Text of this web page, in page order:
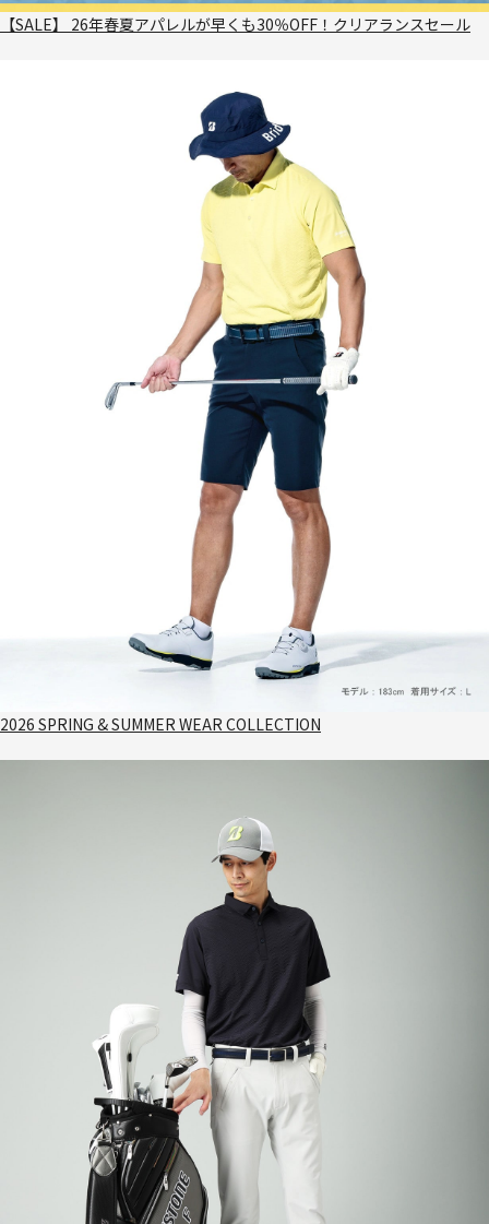
【SALE】 26年春夏アパレルが早くも30％OFF！クリアランスセール
2026 SPRING & SUMMER WEAR COLLECTION